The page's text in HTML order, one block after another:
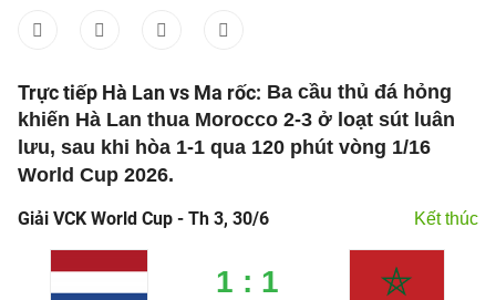
Trực tiếp Hà Lan vs Ma rốc: Ba cầu thủ đá hỏng
khiến Hà Lan thua Morocco 2-3 ở loạt sút luân
lưu, sau khi hòa 1-1 qua 120 phút vòng 1/16
World Cup 2026.
Giải VCK World Cup - Th 3, 30/6 Kết thúc
1 : 1